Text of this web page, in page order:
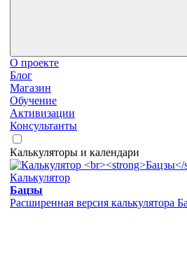
О проекте
Блог
Магазин
Обучение
Активизации
Консультанты
Калькуляторы и календари
Калькулятор
Бацзы
Расширенная версия калькулятора